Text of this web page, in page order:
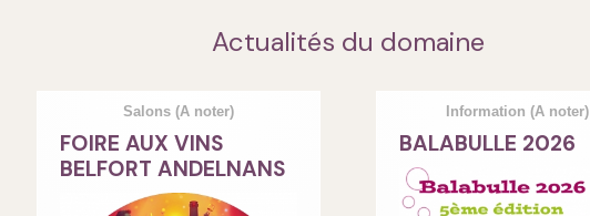
Actualités du domaine
Salons(A noter)
FOIRE AUX VINS
BELFORT ANDELNANS
Information(A noter)
BALABULLE 2026